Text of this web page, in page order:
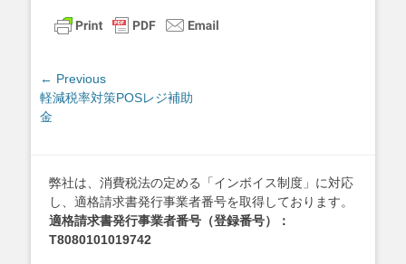
投
稿
ナ
ー
シ
ョ
← Previous
Previous
post:
軽減税率対策POSレジ補助
金
弊社は、消費税法の定める「インボイス制度」に対応
し、適格請求書発行事業者番号を取得しております。
適格請求書発行事業者番号（登録番号）：
T8080101019742